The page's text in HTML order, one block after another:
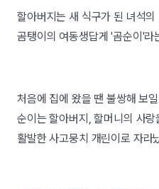
할아버지는 새 식구가 된 녀석
곰탱이의 여동생답게 '곰순이'라
처음에 집에 왔을 땐 불쌍해 보
순이는 할아버지, 할머니의 사
활발한 사고뭉치 개린이로 자라